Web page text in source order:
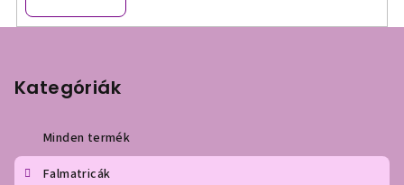
Kategóriák
Minden termék
Falmatricák